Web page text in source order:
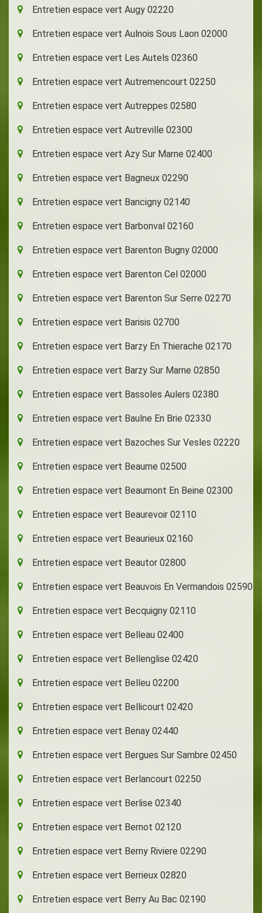
Entretien espace vert Augy 02220
Entretien espace vert Aulnois Sous Laon 02000
Entretien espace vert Les Autels 02360
Entretien espace vert Autremencourt 02250
Entretien espace vert Autreppes 02580
Entretien espace vert Autreville 02300
Entretien espace vert Azy Sur Marne 02400
Entretien espace vert Bagneux 02290
Entretien espace vert Bancigny 02140
Entretien espace vert Barbonval 02160
Entretien espace vert Barenton Bugny 02000
Entretien espace vert Barenton Cel 02000
Entretien espace vert Barenton Sur Serre 02270
Entretien espace vert Barisis 02700
Entretien espace vert Barzy En Thierache 02170
Entretien espace vert Barzy Sur Marne 02850
Entretien espace vert Bassoles Aulers 02380
Entretien espace vert Baulne En Brie 02330
Entretien espace vert Bazoches Sur Vesles 02220
Entretien espace vert Beaume 02500
Entretien espace vert Beaumont En Beine 02300
Entretien espace vert Beaurevoir 02110
Entretien espace vert Beaurieux 02160
Entretien espace vert Beautor 02800
Entretien espace vert Beauvois En Vermandois 02590
Entretien espace vert Becquigny 02110
Entretien espace vert Belleau 02400
Entretien espace vert Bellenglise 02420
Entretien espace vert Belleu 02200
Entretien espace vert Bellicourt 02420
Entretien espace vert Benay 02440
Entretien espace vert Bergues Sur Sambre 02450
Entretien espace vert Berlancourt 02250
Entretien espace vert Berlise 02340
Entretien espace vert Bernot 02120
Entretien espace vert Berny Riviere 02290
Entretien espace vert Berrieux 02820
Entretien espace vert Berry Au Bac 02190